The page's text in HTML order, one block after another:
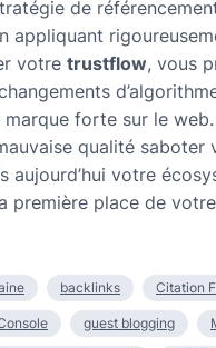
de
appliquant
votre trustflow, vous
marque forte sur le
qualité saboter
aujourd’hui votre
première place de
backlinks Citation
guest blogging